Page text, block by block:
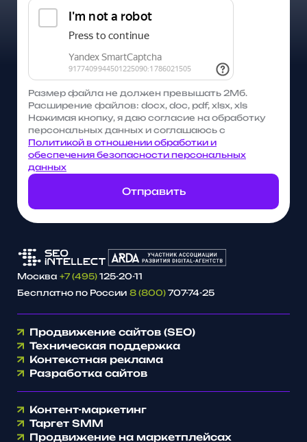
Отправить
Нажимая кнопку, я даю согласие на обработку
персональных данных и соглашаюсь с
Политикой в отношении обработки и
обеспечения безопасности персональных
данных
Размер файла не должен превышать 2Мб.
Расширение файлов: docx, doc, pdf, xlsx, xls
Москва +7 (495) 125-20-11
Бесплатно по России 8 (800) 707-74-25
Продвижение сайтов (SEO)
Техническая поддержка
Контекстная реклама
Разработка сайтов
Контент-маркетинг
Таргет SMM
Продвижение на маркетплейсах